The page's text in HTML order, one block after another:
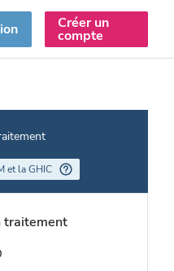
Créer un
compte
et la GHIC
traitement